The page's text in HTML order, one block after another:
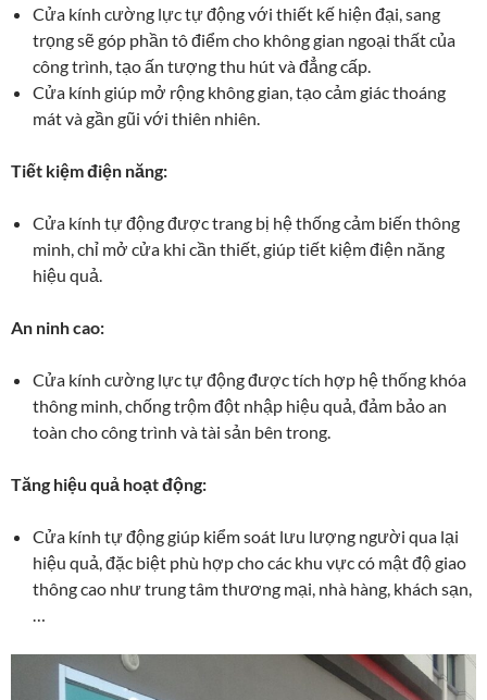
Cửa kính cường lực tự động với thiết kế hiện đại, sang
trọng sẽ góp phần tô điểm cho không gian ngoại thất của
công trình, tạo ấn tượng thu hút và đẳng cấp.
Cửa kính giúp mở rộng không gian, tạo cảm giác thoáng
mát và gần gũi với thiên nhiên.
Tiết kiệm điện năng:
Cửa kính tự động được trang bị hệ thống cảm biến thông
minh, chỉ mở cửa khi cần thiết, giúp tiết kiệm điện năng
hiệu quả.
An ninh cao:
Cửa kính cường lực tự động được tích hợp hệ thống khóa
thông minh, chống trộm đột nhập hiệu quả, đảm bảo an
toàn cho công trình và tài sản bên trong.
Tăng hiệu quả hoạt động:
Cửa kính tự động giúp kiểm soát lưu lượng người qua lại
hiệu quả, đặc biệt phù hợp cho các khu vực có mật độ giao
thông cao như trung tâm thương mại, nhà hàng, khách sạn,
…